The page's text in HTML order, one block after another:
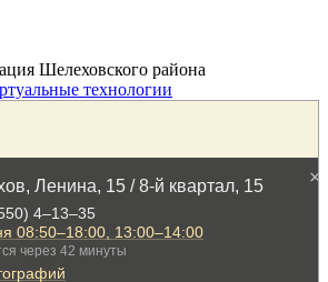
Шелеховского района
технологии